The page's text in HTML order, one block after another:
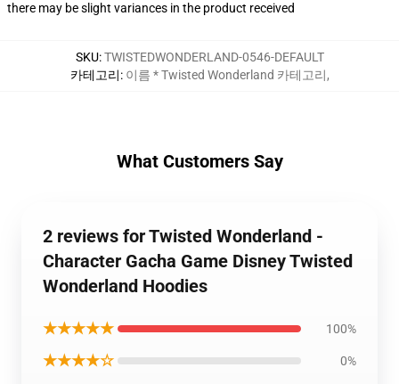
there may be slight variances in the product received
SKU:TWISTEDWONDERLAND-0546-DEFAULT
카테고리: 이름 * Twisted Wonderland 카테고리,
What Customers Say
2 reviews for Twisted Wonderland -
Character Gacha Game Disney Twisted
Wonderland Hoodies
★★★★★ 100%
★★★★☆ 0%